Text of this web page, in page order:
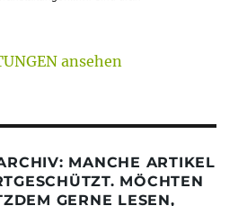
ansehen
MANCHE ARTIKEL
MÖCHTEN
GERNE LESEN,